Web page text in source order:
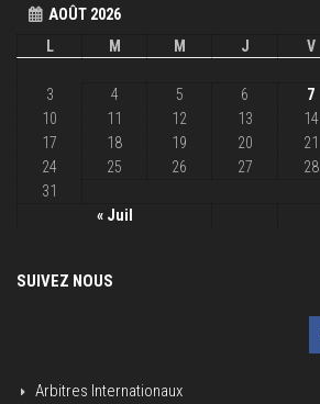
AOÛT 2026
L
M M J V
« Juil
3
4 5 6 7
10
11 12 13 14
17
18 19 20 21
24
25 26 27 28
31
SUIVEZ NOUS
Arbitres Internationaux